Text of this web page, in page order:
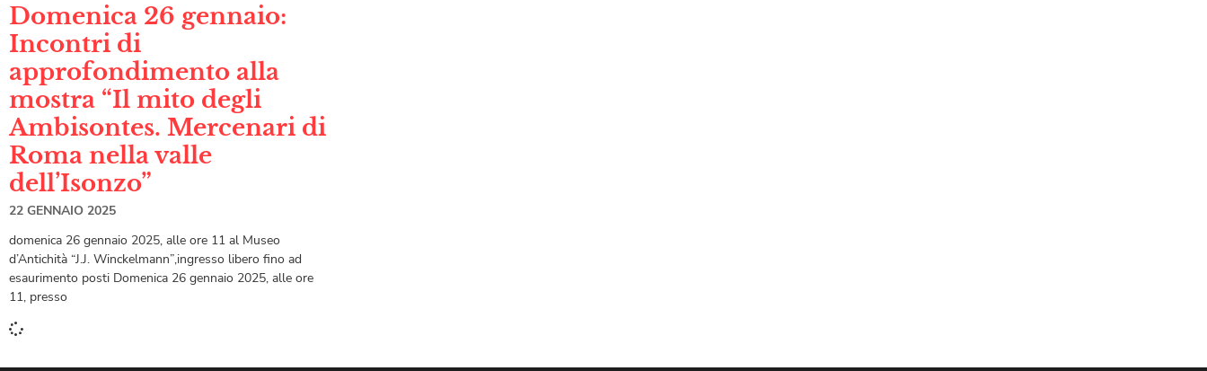
Domenica 26 gennaio:
Incontri di
approfondimento alla
mostra “Il mito degli
Ambisontes. Mercenari di
Roma nella valle
dell’Isonzo”
22 GENNAIO 2025
domenica 26 gennaio 2025, alle ore 11 al Museo
d’Antichità “J.J. Winckelmann”,ingresso libero fino ad
esaurimento posti Domenica 26 gennaio 2025, alle ore
11, presso